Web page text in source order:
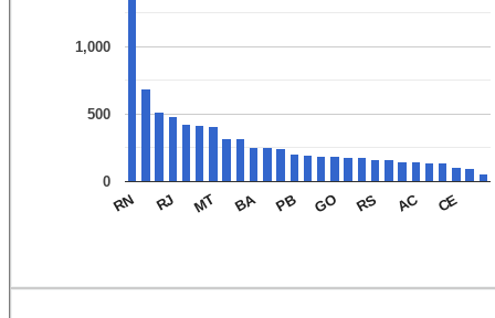
RN RJ MT BA PB GO RS AC CE
0
500
1,000